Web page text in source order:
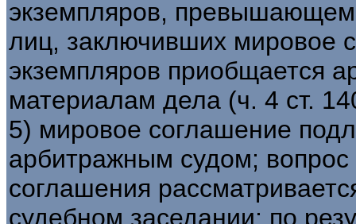
экземпляров, превышающем
лиц, заключивших мировое
экземпляров приобщается
материалам дела (ч. 4 ст.
5) мировое соглашение
арбитражным судом;
соглашения
судебном заседании; по